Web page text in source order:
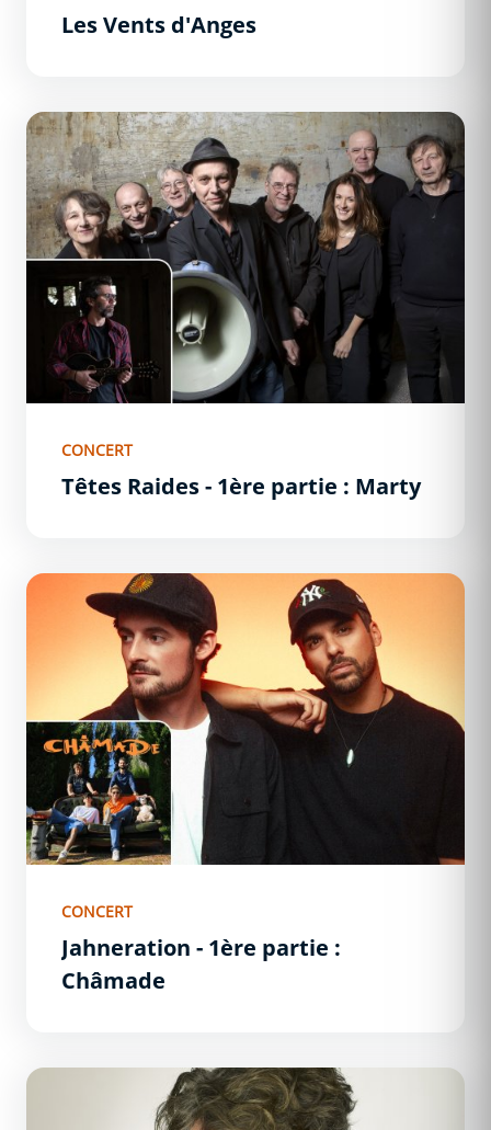
Les Vents d'Anges
Têtes Raides - 1ère partie : Marty
CONCERT
Têtes Raides - 1ère partie : Marty
Jahneration - 1ère partie : Châmade
CONCERT
Jahneration - 1ère partie :
Châmade
Goran Bregović - 1ère partie : L&#039;Esbrouf&#039;